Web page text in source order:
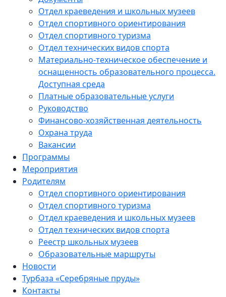
Отдел краеведения и школьных музеев
Отдел спортивного ориентирования
Отдел спортивного туризма
Отдел технических видов спорта
Материально-техническое обеспечение и
оснащенность образовательного процесса.
Доступная среда
Платные образовательные услуги
Руководство
Финансово-хозяйственная деятельность
Охрана труда
Вакансии
Программы
Мероприятия
Родителям
Отдел спортивного ориентирования
Отдел спортивного туризма
Отдел краеведения и школьных музеев
Отдел технических видов спорта
Реестр школьных музеев
Образовательные маршруты
Новости
Турбаза «Серебряные пруды»
Контакты